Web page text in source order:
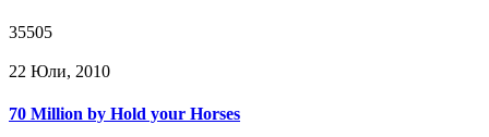
35505
22 Юли, 2010
70 Million by Hold your Horses